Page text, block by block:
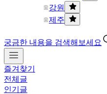
강원
제주
궁금한 내용을 검색해보세요
즐겨찾기
전체글
인기글